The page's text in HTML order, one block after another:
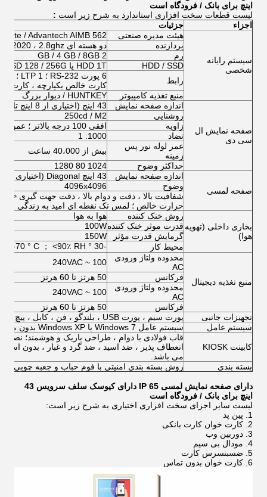
اینچ برای بانک / فرودگاه است
لیست قطعات سخت افزاری استاندارد به شرح زیر است :
اجزاء
جزئیات
سیستم رایانه
شخصی
هیئت مدیره صنعتی
/ Advantech AIMB 562
پردازنده
دو هسته ای E5700 / G2020 ، 2.8ghz؛ Intel Dual Core I3 / I5 / I7
رم
2 GB / 4 GB / 8GB
HDD / SSD
HDD 1T یا SSD 128 / 256G
رابط
کارت خالص یکپارچه ، کارت
منبع تغذیه کامپیوتر
HUNTKEY / دیوار بزرگ
صفحه نمایش ال
سی دی
اندازه صفحه نمایش
43 اینچ (اختیاری از 8 اینچ تا 65 اینچ)
روشنایی
250cd / M2
زاویه
افقی 100 درجه بالاتر ؛ عمودی 80 درجه بالا
تضاد
1000: 1
عمر لوله نور پس
زمینه
بیش از 40،000 ساعت
حداکثر وضوح
1024 80 1280
صفحه لمسی
اندازه صفحه نمایش
43 اینچ Diagonal (اختیاری از 8 اینچ تا 65 اینچ)
وضوح
4096x4096
حرارت خالص ؛ لمس تک نقطه ای امید به زندگی بیشتر از
بخاری داخلی (تهویه
هوا)
روش خنک کننده
هوا به هوا
قدرت موثر خنک کننده100W
گرمایش قدرت مؤثر
150W
محیط کار
-30 ° C-70 ° C ； <90٪ RH.
منبع تغذیه دیجیتال
محدوده ولتاژ ورودی
AC
100 ~ 240VAC
فرکانس
50 هرتز تا 60 هرتز
محدوده ولتاژ ورودی
AC
100 ~ 240VAC
فرکانس
50 هرتز تا 60 هرتز
تجهیزات جانبی
پورت سیم ، پورت USB ، بلندگو ، فن ، کابل ، پیچ و غیره.
سیستم عامل
سیستم عامل Windows 7 یا Windows XP بدون مجوز
کابینت KIOSK
قاب فولادی با دوام ، طراحی باریک و هوشمند؛
انعطاف پذیر ، ضد اسید ، ضد گرد و غبار ، بدون
می باشد.
بسته بندی
روش بسته بندی امنیتی با فوم حباب و جعبه چوبی
دارای صفحه نمایش لمسی IP 65 دارای کیوسک سلف سرویس 43
اینچ برای بانک / فرودگاه است
لیست سایر اجزای سخت افزاری اختیاری به شرح زیر است:
پین پد
کارت خوان کارت بانکی
دوربین وب
مودال بی سیم
ضسبنسرس کارت
کارت خوان بدون تماس